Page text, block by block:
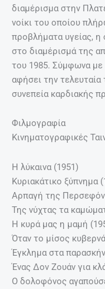
διαμέρισμα στην
νοίκι του οποίου
προβλήματα υγείας,
στο διαμέρισμά της
του 1985. Σύμφωνα με
αφήσει την
συνεπεία καρδιακής
Φιλμογραφία
Κινηματογραφικές
Η λύκαινα (1951)
Κυριακάτικο ξύπνημα
Αρπαγή της
Της νύχτας τα
Η κυρά μας η μαμή
Όταν το μίσος
Έγκλημα στα
Ένας Δον Ζουάν για
Ο δολοφόνος